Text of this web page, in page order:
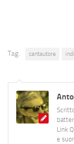
Tag: cantautore
Link
e